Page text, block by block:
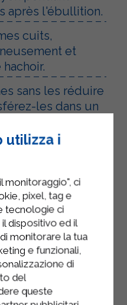
après l'ébullition.
cuits,
et
sans les réduire
les dans un
la
muscade, le
l'huile d'olive
et le poivre.
à la cuillère et
le moule
de petits
de
sur une
de
utilizza i
monitoraggio", ci
pixel, tag e
tecnologie ci
dispositivo ed il
monitorare la tua
e funzionali,
di
del
queste